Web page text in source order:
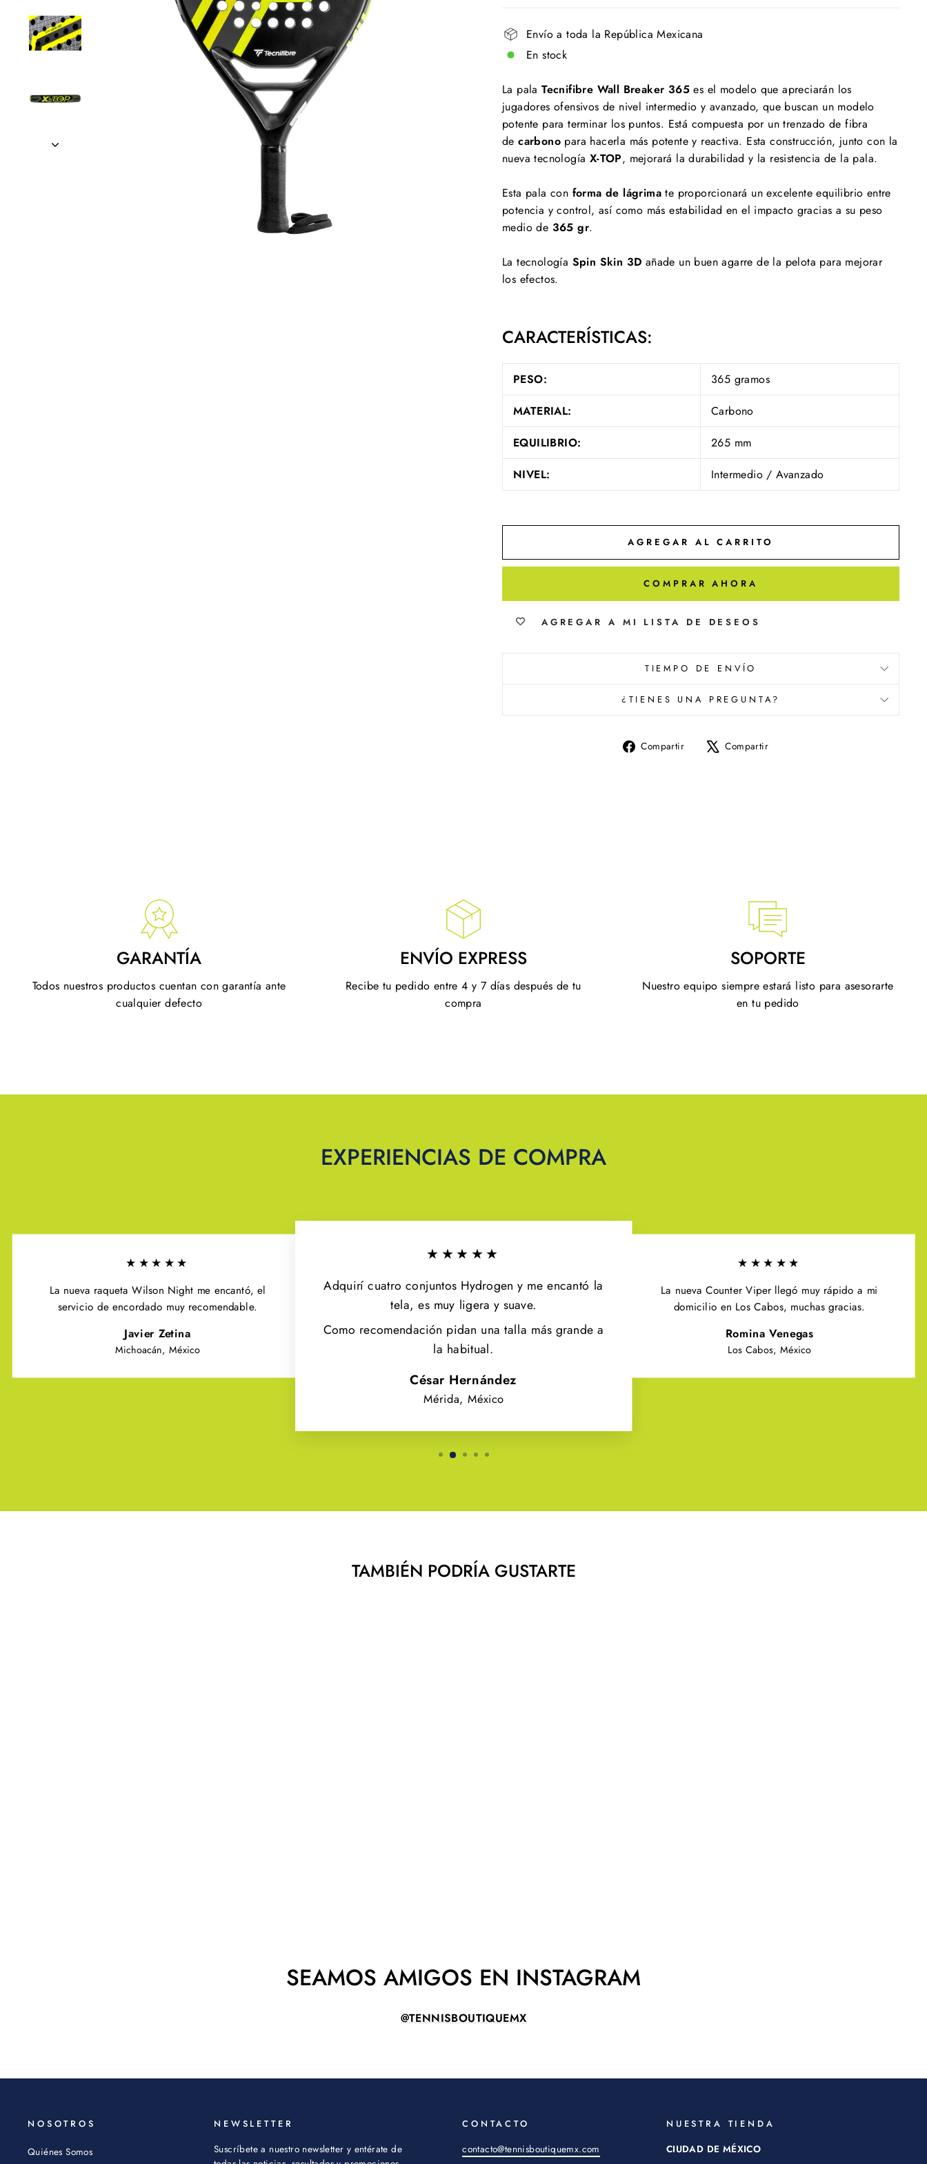
Envío a toda la República Mexicana
En stock
La pala Tecnifibre Wall Breaker 365 es el modelo que apreciarán los
jugadores ofensivos de nivel intermedio y avanzado, que buscan un modelo
potente para terminar los puntos. Está compuesta por un trenzado de fibra
de carbono para hacerla más potente y reactiva. Esta construcción, junto con la
nueva tecnología X-TOP, mejorará la durabilidad y la resistencia de la pala.
Esta pala con forma de lágrima te proporcionará un excelente equilibrio entre
potencia y control, así como más estabilidad en el impacto gracias a su peso
medio de 365 gr.
La tecnología Spin Skin 3D añade un buen agarre de la pelota para mejorar
los efectos.
CARACTERÍSTICAS:
PESO:
365 gramos
MATERIAL:
Carbono
EQUILIBRIO:
265 mm
NIVEL:
Intermedio / Avanzado
AGREGAR AL CARRITO
COMPRAR AHORA
AGREGAR A MI LISTA DE DESEOS
TIEMPO DE ENVÍO
¿TIENES UNA PREGUNTA?
Compartir
CompartirCompartir
GARANTÍA
Todos nuestros productos cuentan con garantía ante
cualquier defecto
ENVÍO EXPRESS
Recibe tu pedido entre 4 y 7 días después de tu
compra
SOPORTE
Nuestro equipo siempre estará listo para asesorarte
en tu pedido
EXPERIENCIAS DE COMPRA
★★★★★
La nueva raqueta Wilson Night me encantó, el
servicio de encordado muy recomendable.
Javier Zetina
Michoacán, México
★★★★★
Adquirí cuatro conjuntos Hydrogen y me encantó la
tela, es muy ligera y suave.
Como recomendación pidan una talla más grande a
la habitual.
César Hernández
Mérida, México
★★★★★
La nueva Counter Viper llegó muy rápido a mi
domicilio en Los Cabos, muchas gracias.
Romina Venegas
Los Cabos, México
TAMBIÉN PODRÍA GUSTARTE
SEAMOS AMIGOS EN INSTAGRAM
@TENNISBOUTIQUEMX
NOSOTROS
Quiénes Somos
NEWSLETTER
Suscríbete a nuestro newsletter y entérate de
CONTACTO
contacto@tennisboutiquemx.com
NUESTRA TIENDA
CIUDAD DE MÉXICO